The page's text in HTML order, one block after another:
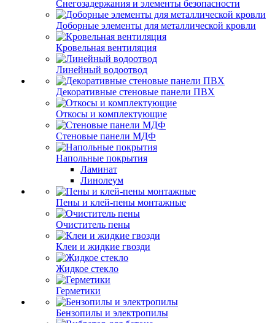
Снегозадержания и элементы безопасности
Доборные элементы для металлической кровли
Кровельная вентиляция
Линейный водоотвод
Декоративные стеновые панели ПВХ
Откосы и комплектующие
Стеновые панели МДФ
Напольные покрытия
Ламинат
Линолеум
Пены и клей-пены монтажные
Очиститель пены
Клеи и жидкие гвозди
Жидкое стекло
Герметики
Бензопилы и электропилы